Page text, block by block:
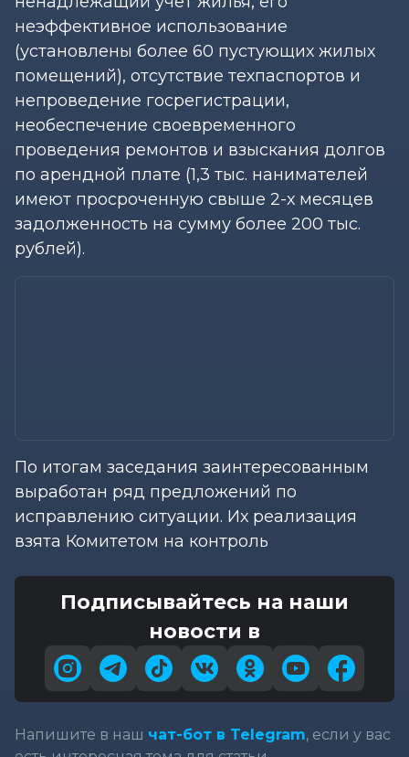
неэффективное использование
(установлены более 60 пустующих жилых
помещений), отсутствие техпаспортов и
непроведение госрегистрации,
необеспечение своевременного
проведения ремонтов и взыскания долгов
по арендной плате (1,3 тыс. нанимателей
имеют просроченную свыше 2-х месяцев
задолженность на сумму более 200 тыс.
рублей).
По итогам заседания заинтересованным
выработан ряд предложений по
исправлению ситуации. Их реализация
взята Комитетом на контроль
Подписывайтесь на наши
новости в
Напишите в наш чат-бот в Telegram, если у вас